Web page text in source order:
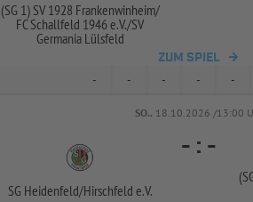
(SG 1) SV 1928 Frankenwinheim/
FC Schallfeld 1946 e.V./SV
Germania Lülsfeld
ZUM SPIEL
- - - - -
SO.. 18.10.2026 /13:00
SG Heidenfeld/Hirschfeld e.V.
- : -